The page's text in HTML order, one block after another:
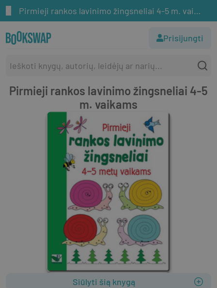
Pirmieji rankos lavinimo žingsneliai 4-5 m. vaikams
Prisijungti
Pirmieji rankos lavinimo žingsneliai 4-5
m. vaikams
Siūlyti šią knygą